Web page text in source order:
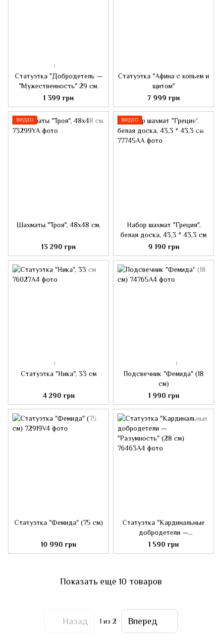
1
Статуэтка "Добродетель —
"Мужественность" 29 см.
1 399 грн
Статуэтка "Афина с копьем и
щитом"
7 999 грн
ВИДЕО
Шахматы "Троя", 48x48 см.
13 290 грн
ВИДЕО
Набор шахмат "Греция",
белая доска, 43,3 * 43,3 см
9 190 грн
1
Статуэтка "Ника", 33 см
4 290 грн
1
Подсвечник "Фемида" (18
см)
1 990 грн
Статуэтка "Фемида" (75 см)
10 990 грн
Статуэтка "Кардинальные
добродетели —
"Разумность" (28 см)
1 590 грн
Показать еще 10 товаров
Назад 1 из 2 Вперед